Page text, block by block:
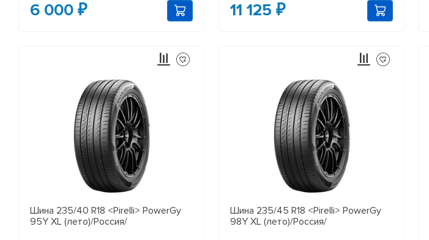
6 000 ₽ 11 125 ₽
Шина 235/40 R18 <Pirelli> PowerGy
95Y XL (лето)/Россия/
Шина 235/45 R18 <Pirelli> PowerGy
98Y XL (лето)/Россия/